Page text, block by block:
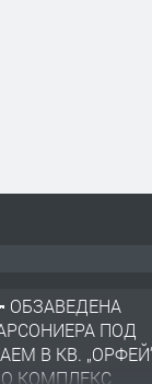
ПОД
КОМПЛЕКС
ГР.